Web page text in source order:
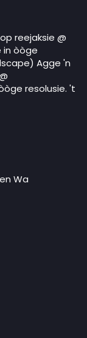
reejaksie @
in òòge
Agge 'n
resolusie. 't
Wa